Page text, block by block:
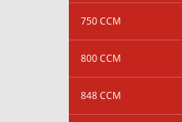
750 CCM
800 CCM
848 CCM